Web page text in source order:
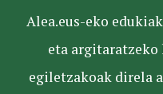
Alea.eus-eko
eta argitaratzeko
egiletzakoak direla